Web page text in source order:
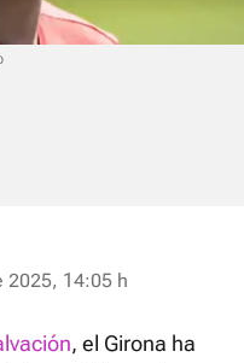
2025, 14:05 h
, el Girona ha